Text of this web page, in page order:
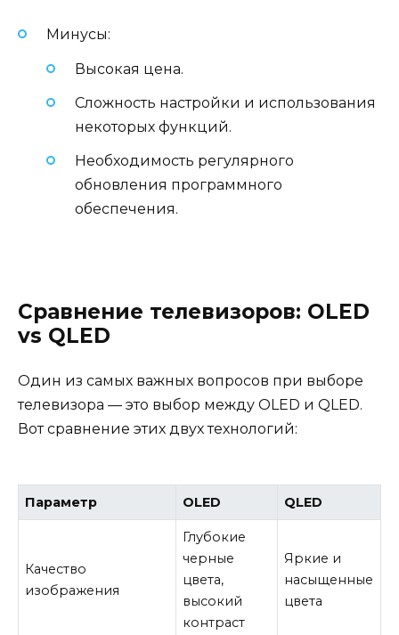
Минусы:
Высокая цена.
Сложность настройки и использования
некоторых функций.
Необходимость регулярного
обновления программного
обеспечения.
Сравнение телевизоров: OLED
vs QLED
Один из самых важных вопросов при выборе
телевизора — это выбор между OLED и QLED.
Вот сравнение этих двух технологий:
Параметр OLED QLED
Качество
изображения
Глубокие
черные
цвета,
высокий
контраст
Яркие и
насыщенные
цвета